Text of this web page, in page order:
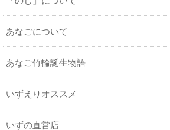
あなごについて
あなご竹輪誕生物語
いずえりオススメ
いずの直営店